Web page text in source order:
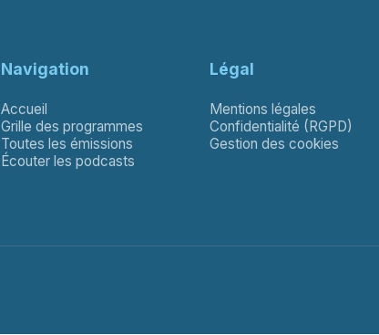
Navigation
Accueil
Grille des programmes
Toutes les émissions
Écouter les podcasts
Légal
Mentions légales
Confidentialité (RGPD)
Gestion des cookies